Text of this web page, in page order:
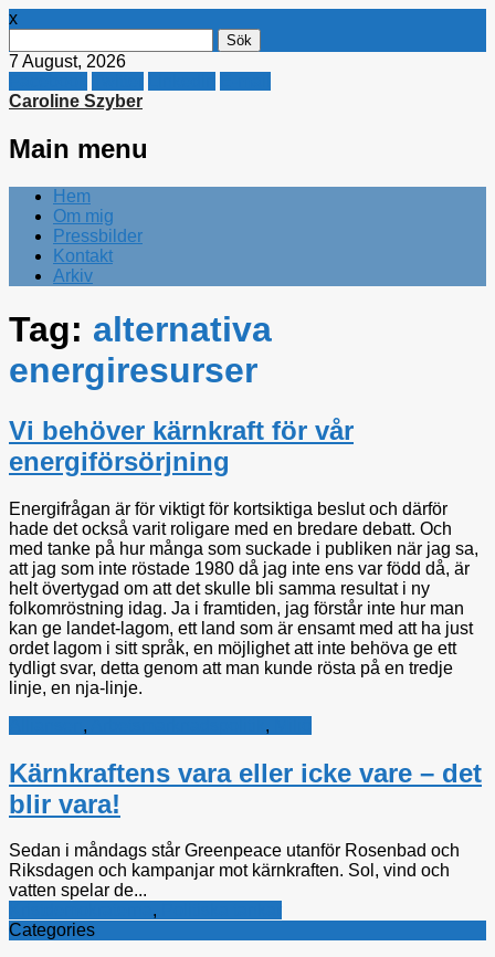
x
efter:
7 August, 2026
Caroline Szyber
Main menu
Skip
content
Hem
Om mig
Pressbilder
Kontakt
Arkiv
Tag: alternativa
energiresurser
Vi behöver kärnkraft för vår
energiförsörjning
Energifrågan är för viktigt för kortsiktiga beslut och därför
hade det också varit roligare med en bredare debatt. Och
med tanke på hur många som suckade i publiken när jag sa,
att jag som inte röstade 1980 då jag inte ens var född då, är
helt övertygad om att det skulle bli samma resultat i ny
folkomröstning idag. Ja i framtiden, jag förstår inte hur man
kan ge landet-lagom, ett land som är ensamt med att ha just
ordet lagom i sitt språk, en möjlighet att inte behöva ge ett
tydligt svar, detta genom att man kunde rösta på en tredje
linje, en nja-linje.
, ,
Kärnkraftens vara eller icke vare – det
blir vara!
Sedan i måndags står Greenpeace utanför Rosenbad och
Riksdagen och kampanjar mot kärnkraften. Sol, vind och
vatten spelar de...
,
Categories